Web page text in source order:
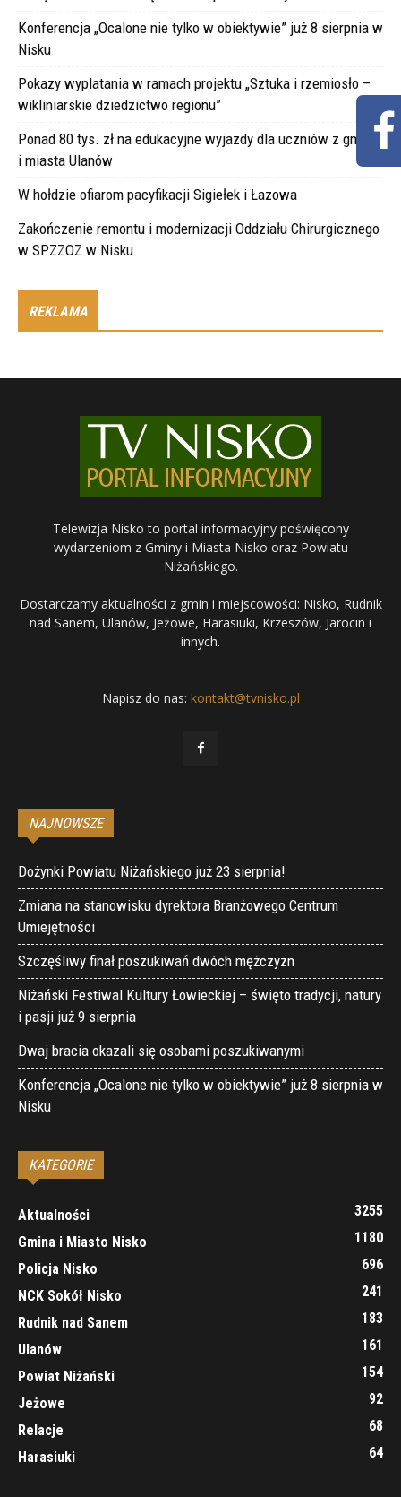
Konferencja „Ocalone nie tylko w obiektywie” już 8 sierpnia w
Nisku
Pokazy wyplatania w ramach projektu „Sztuka i rzemiosło –
wikliniarskie dziedzictwo regionu”
Ponad 80 tys. zł na edukacyjne wyjazdy dla uczniów z gminy
i miasta Ulanów
W hołdzie ofiarom pacyfikacji Sigiełek i Łazowa
Zakończenie remontu i modernizacji Oddziału Chirurgicznego
w SPZZOZ w Nisku
REKLAMA
Telewizja Nisko to portal informacyjny poświęcony
wydarzeniom z Gminy i Miasta Nisko oraz Powiatu
Niżańskiego.
Dostarczamy aktualności z gmin i miejscowości: Nisko, Rudnik
nad Sanem, Ulanów, Jeżowe, Harasiuki, Krzeszów, Jarocin i
innych.
Napisz do nas: kontakt@tvnisko.pl
NAJNOWSZE
Dożynki Powiatu Niżańskiego już 23 sierpnia!
Zmiana na stanowisku dyrektora Branżowego Centrum
Umiejętności
Szczęśliwy finał poszukiwań dwóch mężczyzn
Niżański Festiwal Kultury Łowieckiej – święto tradycji, natury
i pasji już 9 sierpnia
Dwaj bracia okazali się osobami poszukiwanymi
Konferencja „Ocalone nie tylko w obiektywie” już 8 sierpnia w
Nisku
KATEGORIE
Aktualności
3255
Gmina i Miasto Nisko
1180
Policja Nisko
696
NCK Sokół Nisko
241
Rudnik nad Sanem
183
Ulanów
161
Powiat Niżański
154
Jeżowe
92
Relacje
68
Harasiuki
64